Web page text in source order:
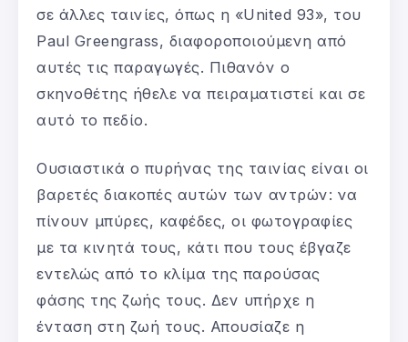
σε άλλες ταινίες, όπως η «United 93», του
Paul Greengrass, διαφοροποιούμενη από
αυτές τις παραγωγές. Πιθανόν ο
σκηνοθέτης ήθελε να πειραματιστεί και σε
αυτό το πεδίο.
Ουσιαστικά ο πυρήνας της ταινίας είναι οι
βαρετές διακοπές αυτών των αντρών: να
πίνουν μπύρες, καφέδες, οι φωτογραφίες
με τα κινητά τους, κάτι που τους έβγαζε
εντελώς από το κλίμα της παρούσας
φάσης της ζωής τους. Δεν υπήρχε η
ένταση στη ζωή τους. Απουσίαζε η